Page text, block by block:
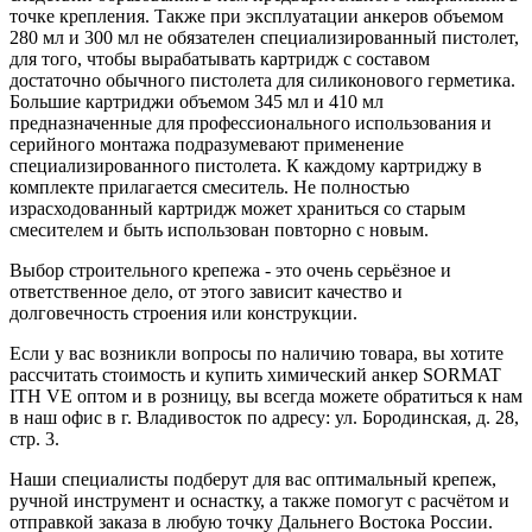
точке крепления. Также при эксплуатации анкеров объемом
280 мл и 300 мл не обязателен специализированный пистолет,
для того, чтобы вырабатывать картридж с составом
достаточно обычного пистолета для силиконового герметика.
Большие картриджи объемом 345 мл и 410 мл
предназначенные для профессионального использования и
серийного монтажа подразумевают применение
специализированного пистолета. К каждому картриджу в
комплекте прилагается смеситель. Не полностью
израсходованный картридж может храниться со старым
смесителем и быть использован повторно с новым.
Выбор строительного крепежа - это очень серьёзное и
ответственное дело, от этого зависит качество и
долговечность строения или конструкции.
Если у вас возникли вопросы по наличию товара, вы хотите
рассчитать стоимость и купить химический анкер SORMAT
ITH VE оптом и в розницу, вы всегда можете обратиться к нам
в наш офис в г. Владивосток по адресу: ул. Бородинская, д. 28,
стр. 3.
Наши специалисты подберут для вас оптимальный крепеж,
ручной инструмент и оснастку, а также помогут с расчётом и
отправкой заказа в любую точку Дальнего Востока России.